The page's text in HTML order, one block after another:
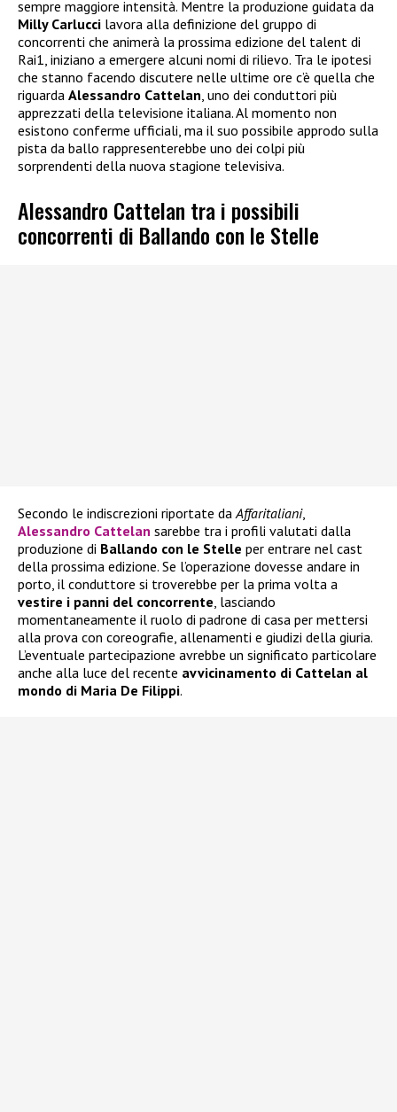
sempre maggiore intensità. Mentre la produzione guidata da
Milly Carlucci lavora alla definizione del gruppo di
concorrenti che animerà la prossima edizione del talent di
Rai1, iniziano a emergere alcuni nomi di rilievo. Tra le ipotesi
che stanno facendo discutere nelle ultime ore c’è quella che
riguarda Alessandro Cattelan , uno dei conduttori più
apprezzati della televisione italiana. Al momento non
esistono conferme ufficiali, ma il suo possibile approdo sulla
pista da ballo rappresenterebbe uno dei colpi più
sorprendenti della nuova stagione televisiva.
Alessandro Cattelan tra i possibili
concorrenti di Ballando con le Stelle
Secondo le indiscrezioni riportate daAffaritaliani,
Alessandro Cattelan sarebbe tra i profili valutati dalla
produzione di Ballando con le Stelle per entrare nel cast
della prossima edizione. Se l’operazione dovesse andare in
porto, il conduttore si troverebbe per la prima volta a
vestire i panni del concorrente, lasciando
momentaneamente il ruolo di padrone di casa per mettersi
alla prova con coreografie, allenamenti e giudizi della giuria.
L’eventuale partecipazione avrebbe un significato particolare
anche alla luce del recente avvicinamento di Cattelan al
mondo di Maria De Filippi.